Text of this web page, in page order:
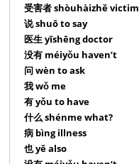
受害者 shòuhàizhě victim
说 shuō to say
医生 yīshēng doctor
没有 méiyǒu haven’t
问 wèn to ask
我 wǒ me
有 yǒu to have
什么 shénme what?
病 bìng illness
也 yě also